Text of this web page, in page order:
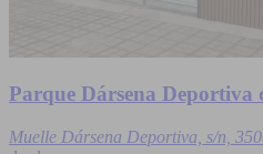
Parque Dársena Deportiva
Muelle Dársena Deportiva, s/n,